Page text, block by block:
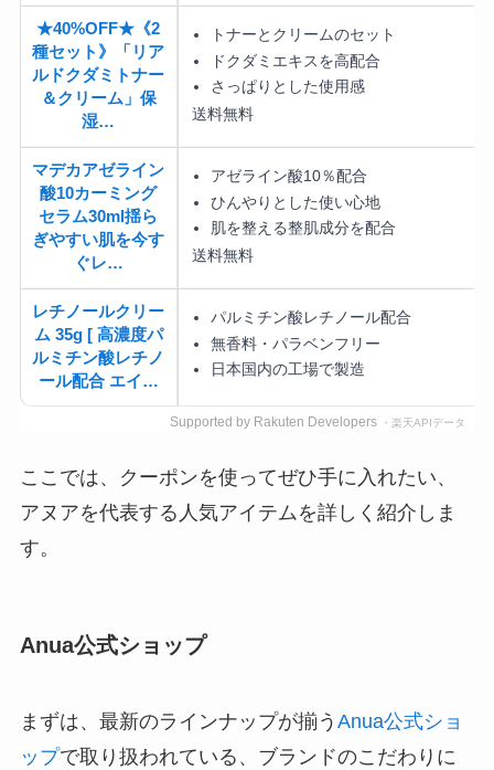
★40%OFF★《2
種セット》「リア
ルドクダミトナー
＆クリーム」保
湿…
トナーとクリームのセット
ドクダミエキスを高配合
さっぱりとした使用感
送料無料
マデカアゼライン
酸10カーミング
セラム30ml揺ら
ぎやすい肌を今す
ぐレ…
アゼライン酸10％配合
ひんやりとした使い心地
肌を整える整肌成分を配合
送料無料
レチノールクリー
ム 35g [ 高濃度パ
ルミチン酸レチノ
ール配合 エイ…
パルミチン酸レチノール配合
無香料・パラベンフリー
日本国内の工場で製造
Supported by Rakuten Developers ・楽天APIデータ
ここでは、クーポンを使ってぜひ手に入れたい、
アヌアを代表する人気アイテムを詳しく紹介しま
す。
Anua公式ショップ
まずは、最新のラインナップが揃う Anua公式ショ
ップで取り扱われている、ブランドのこだわりに